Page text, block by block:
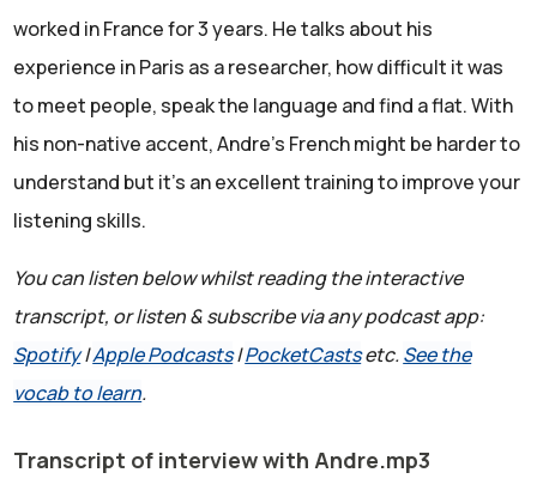
worked in France for 3 years. He talks about his
experience in Paris as a researcher, how difficult it was
to meet people, speak the language and find a flat. With
his non-native accent, Andre’s French might be harder to
understand but it’s an excellent training to improve your
listening skills.
You can listen below whilst reading the interactive
transcript, or listen & subscribe via any podcast app:
Spotify|Apple Podcasts|PocketCastsetc.See the
vocab to learn.
Transcript of interview with Andre.mp3